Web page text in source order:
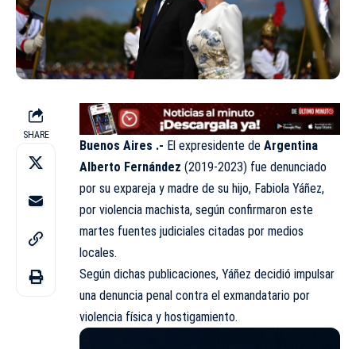
SHARE
Buenos Aires .- El expresidente de Argentina
Alberto Fernández (2019-2023) fue denunciado
por su expareja y madre de su hijo, Fabiola Yáñez,
por violencia machista, según confirmaron este
martes fuentes judiciales citadas por medios
locales.
Según dichas publicaciones, Yáñez decidió impulsar
una denuncia penal contra el exmandatario por
violencia física y hostigamiento.